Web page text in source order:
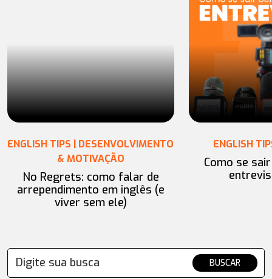
ENGLISH TIPS | DESENVOLVIMENTO
& MOTIVAÇÃO
No Regrets: como falar de
arrependimento em inglês (e
viver sem ele)
ENGLISH
Como se
BUSCAR